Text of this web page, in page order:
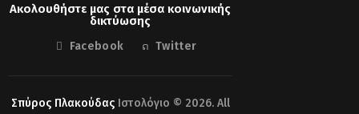
Ακολουθήστε μας στα μέσα κοινωνικής
δικτύωσης
Facebook Twitter
Σπύρος ΠλακούδαςΙστολόγιο © 2026. All